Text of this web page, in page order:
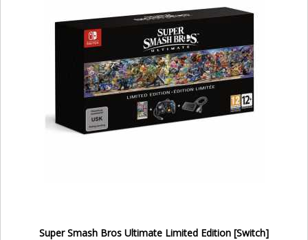
Super Smash Bros Ultimate Limited Edition [Switch]